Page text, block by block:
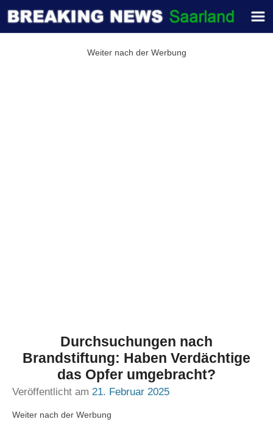
Weiter nach der Werbung
Durchsuchungen nach
Brandstiftung: Haben Verdächtige
das Opfer umgebracht?
Veröffentlicht am 21. Februar 2025
Weiter nach der Werbung